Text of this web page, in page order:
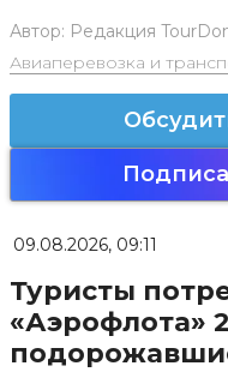
Автор: Редакция
Авиаперевозка и
09.08.2026, 09:11
Туристы
«Аэрофлота»